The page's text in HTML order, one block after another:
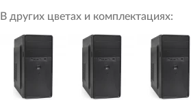
В других цветах и комплектациях: